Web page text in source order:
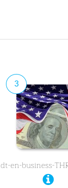
3
dt-en-business-